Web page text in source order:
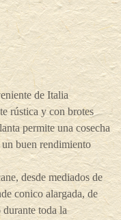
de Italia
rústica y con brotes
permite una cosecha
buen rendimiento
desde mediados de
conico alargada, de
toda la